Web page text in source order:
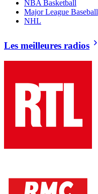
NBA Basketball
Major League Baseball
NHL
Les meilleures radios